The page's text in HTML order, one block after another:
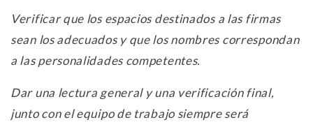
Verificar que los espacios destinados a las firmas
sean los adecuados y que los nombres correspondan
a las personalidades competentes.
Dar una lectura general y una verificación final,
junto con el equipo de trabajo siempre será